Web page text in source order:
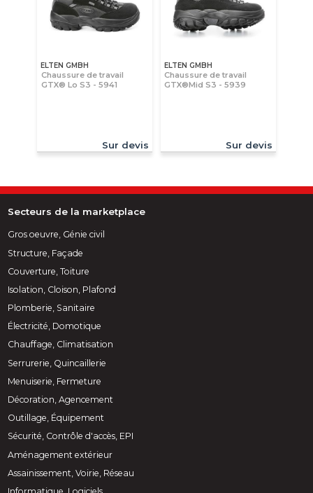
ELTEN GMBH
Chaussure de travail
GTX® Lo S3 - 5941
Sur devis
ELTEN GMBH
Chaussure de travail
GTX®Mid S3 - 5939
Sur devis
Secteurs de la marketplace
Gros oeuvre, Génie civil
Structure, Façade
Couverture, Toiture
Isolation, Cloison, Plafond
Plomberie, Sanitaire
Électricité, Domotique
Chauffage, Climatisation
Serrurerie, Quincaillerie
Menuiserie, Fermeture
Décoration, Agencement
Outillage, Équipement
Sécurité, Contrôle d'accès, EPI
Aménagement extérieur
Assainissement, Voirie, Réseau